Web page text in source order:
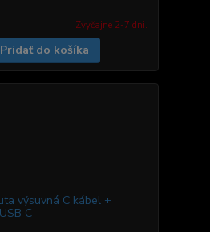
Zvyčajne 2-7 dni.
Pridať do košíka